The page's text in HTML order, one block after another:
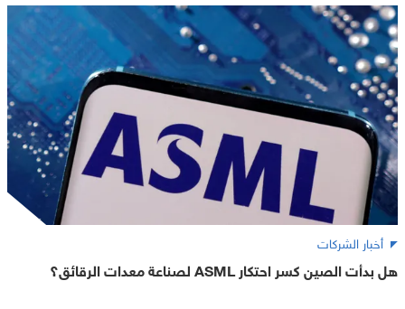
أخبار الشركات
هل بدأت الصين كسر احتكار ASML لصناعة معدات الرقائق؟